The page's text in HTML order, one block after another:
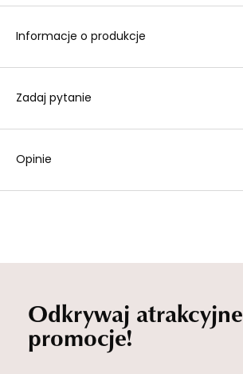
Informacje o produkcje
Zadaj pytanie
Opinie
Odkrywaj atrakcyjne
promocje!